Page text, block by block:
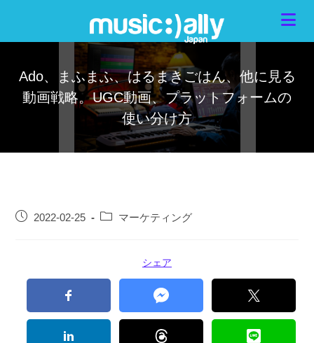
Ado、まふまふ、はるまきごはん、他に見る
動画戦略。UGC動画、プラットフォームの
使い分け方
2022-02-25 マーケティング
シェア